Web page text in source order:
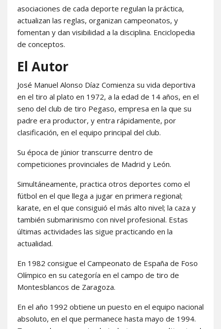
asociaciones de cada deporte regulan la práctica,
actualizan las reglas, organizan campeonatos, y
fomentan y dan visibilidad a la disciplina. Enciclopedia
de conceptos.
El Autor
José Manuel Alonso Díaz Comienza su vida deportiva
en el tiro al plato en 1972, a la edad de 14 años, en el
seno del club de tiro Pegaso, empresa en la que su
padre era productor, y entra rápidamente, por
clasificación, en el equipo principal del club.
Su época de júnior transcurre dentro de
competiciones provinciales de Madrid y León.
Simultáneamente, practica otros deportes como el
fútbol en el que llega a jugar en primera regional;
karate, en el que consiguió el más alto nivel; la caza y
también submarinismo con nivel profesional. Estas
últimas actividades las sigue practicando en la
actualidad.
En 1982 consigue el Campeonato de España de Foso
Olímpico en su categoría en el campo de tiro de
Montesblancos de Zaragoza.
En el año 1992 obtiene un puesto en el equipo nacional
absoluto, en el que permanece hasta mayo de 1994.